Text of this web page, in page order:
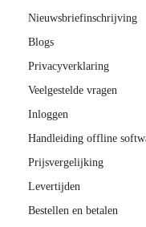
Nieuwsbriefinschrijving
Blogs
Privacyverklaring
Veelgestelde vragen
Inloggen
Handleiding offline
Prijsvergelijking
Levertijden
Bestellen en betalen